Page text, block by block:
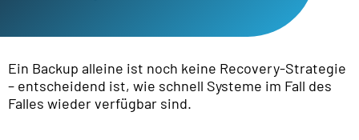
Ein Backup alleine ist noch keine Recovery-Strategie
– entscheidend ist, wie schnell Systeme im Fall des
Falles wieder verfügbar sind.